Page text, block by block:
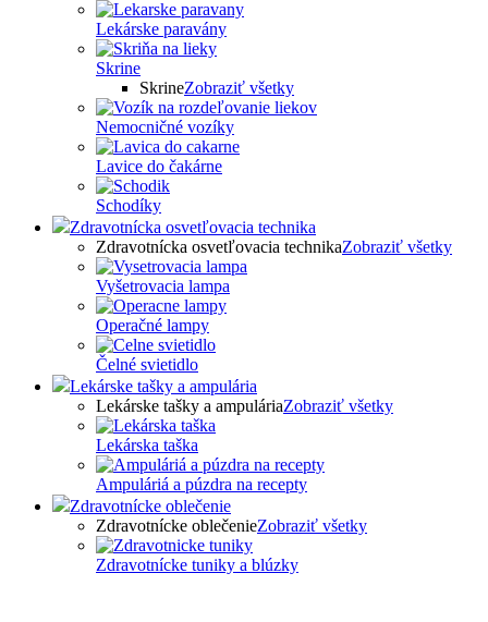
Lekárske paravány
Skrine
SkrineZobraziť všetky
Nemocničné vozíky
Lavice do čakárne
Schodíky
Zdravotnícka osvetľovacia technika
Zdravotnícka osvetľovacia technikaZobraziť všetky
Vyšetrovacia lampa
Operačné lampy
Čelné svietidlo
Lekárske tašky a ampulária
Lekárske tašky a ampuláriaZobraziť všetky
Lekárska taška
Ampuláriá a púzdra na recepty
Zdravotnícke oblečenie
Zdravotnícke oblečenieZobraziť všetky
Zdravotnícke tuniky a blúzky